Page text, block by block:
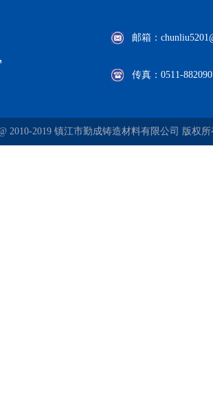
邮箱：
传真：0511-
2010-2019 镇江市勤成铸造材料有限公司 版权